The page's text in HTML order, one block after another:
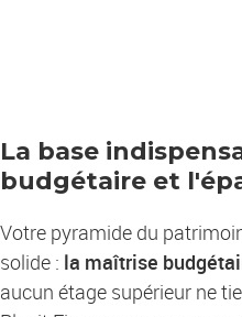
La base
budgétaire et
Votre pyramide du
solide : la maîtrise
aucun étage supérieur ne